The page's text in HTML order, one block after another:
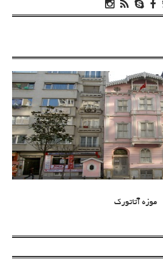
موزه آتاتورک